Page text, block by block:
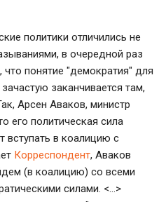
политики отличились не
в очередной раз
понятие "демократия" для
заканчивается там,
Арсен Аваков, министр
его политическая сила
вступать в коалицию с
Корреспондент, Аваков
(в коалицию) со всеми
силами. <…>